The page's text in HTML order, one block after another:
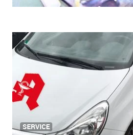
SERVICE